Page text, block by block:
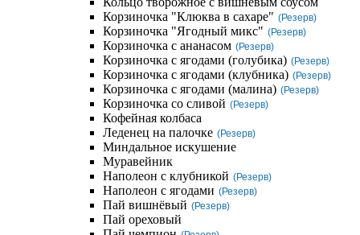
Корзиночка "Клюква в сахаре" (Резерв)
Корзиночка "Ягодный микс" (Резерв)
Корзиночка с ананасом (Резерв)
Корзиночка с ягодами (голубика) (Резерв)
Корзиночка с ягодами (клубника) (Резерв)
Корзиночка с ягодами (малина) (Резерв)
Корзиночка со сливой (Резерв)
Кофейная колбаса
Леденец на палочке (Резерв)
Миндальное искушение
Муравейник
Наполеон с клубникой (Резерв)
Наполеон с ягодами (Резерв)
Пай вишнёвый (Резерв)
Пай ореховый